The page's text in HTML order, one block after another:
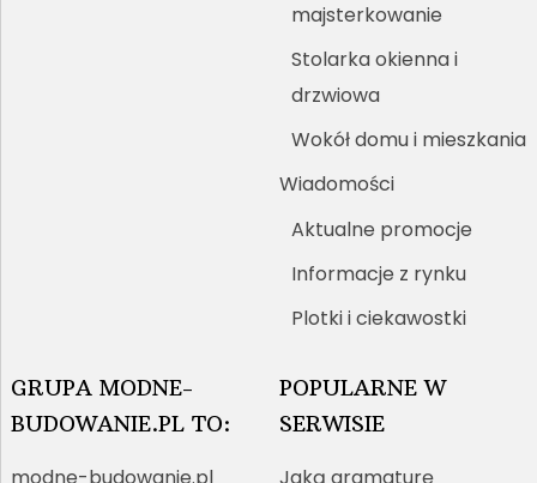
majsterkowanie
Stolarka okienna i
drzwiowa
Wokół domu i mieszkania
Wiadomości
Aktualne promocje
Informacje z rynku
Plotki i ciekawostki
GRUPA MODNE-
BUDOWANIE.PL TO:
POPULARNE W
SERWISIE